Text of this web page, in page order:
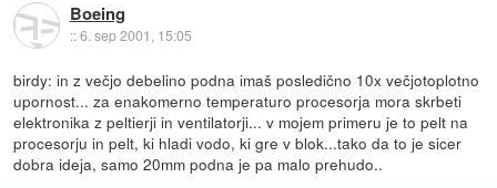
Boeing
::6. sep 2001, 15:05
birdy: in z večjo debelino podna imaš posledično 10x večjotoplotno
upornost... za enakomerno temperaturo procesorja mora skrbeti
elektronika z peltierji in ventilatorji... v mojem primeru je to pelt na
procesorju in pelt, ki hladi vodo, ki gre v blok...tako da to je sicer
dobra ideja, samo 20mm podna je pa malo prehudo..